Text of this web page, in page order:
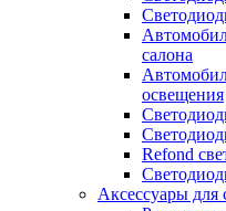
салона
освещения
Refond
Аксессуары для